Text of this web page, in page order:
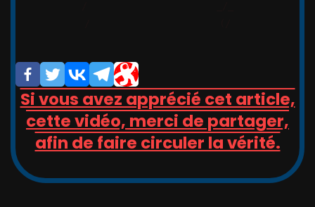
Si vous avez apprécié cet article,
cette vidéo, merci de partager,
afin de faire circuler la vérité.